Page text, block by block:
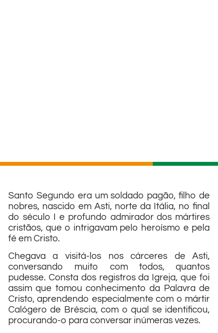
Santo Segundo era um soldado pagão, filho de
nobres, nascido em Asti, norte da Itália, no final
do século I e profundo admirador dos mártires
cristãos, que o intrigavam pelo heroísmo e pela
fé em Cristo.
Chegava a visitá-los nos cárceres de Asti,
conversando muito com todos, quantos
pudesse. Consta dos registros da Igreja, que foi
assim que tomou conhecimento da Palavra de
Cristo, aprendendo especialmente com o mártir
Calógero de Bréscia, com o qual se identificou,
procurando-o para conversar inúmeras vezes.